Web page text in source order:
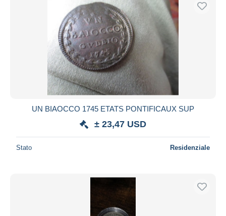
Spedizione gratuita
Metodi di pagamento
PayPal
Bonifico bancario
Visa
Mastercard
Bancontact
iDeal
Maestro
UN BIAOCCO 1745 ETATS PONTIFICAUX SUP
± 23,47 USD
Stato Residenziale